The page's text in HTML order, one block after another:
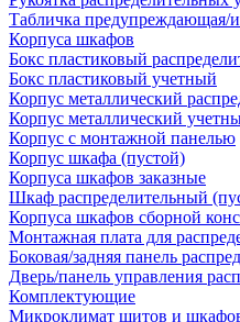
Табличка предупреждающая/
Корпуса шкафов
Бокс пластиковый
Бокс пластиковый учетный
Корпус металлический
Корпус металлический
Корпус с монтажной панелью
Корпус шкафа (пустой)
Корпуса шкафов заказные
Шкаф распределительный
Корпуса шкафов сборной
Монтажная плата для
Боковая/задняя панель
Дверь/панель управления
Комплектующие
Микроклимат щитов и